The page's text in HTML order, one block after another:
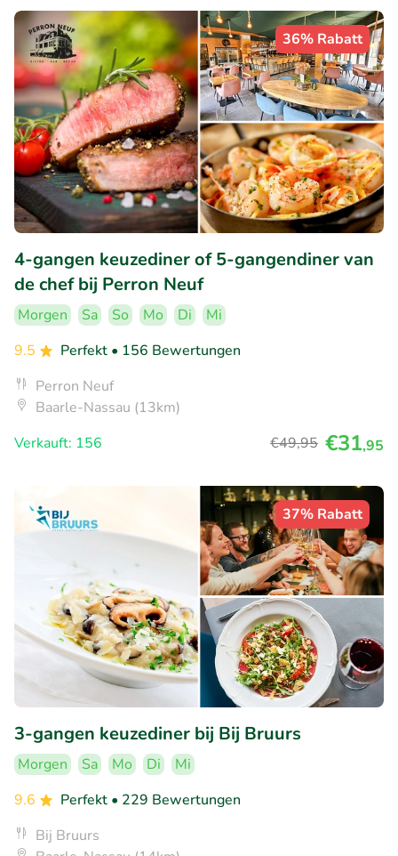
36% Rabatt
4-gangen keuzediner of 5-gangendiner van
de chef bij Perron Neuf
Morgen Sa So Mo Di
Mi
9.5
Perfekt • 156 Bewertungen
Perron Neuf
Baarle-Nassau (13km)
Verkauft: 156
€49,95 €31,95
37% Rabatt
3-gangen keuzediner bij Bij Bruurs
Morgen Sa Mo Di
Mi
9.6
Perfekt • 229 Bewertungen
Bij Bruurs